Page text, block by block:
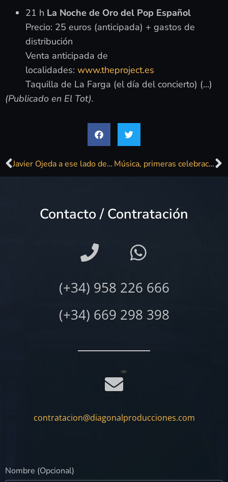
21 h La Noche de Oro del Pop Español
Precio: 25 euros (anticipada) + gastos de
distribución
Venta anticipada de
localidades: www.theproject.es
Taquilla de La Farga (el día del concierto) (…)
(Publicado en El Tot).
Javier Ojeda a ese lado de la carretera. Por Rafael Gómez de Marcos Música, primeras celebraciones de la Semana Santa y deporte: Los mejores planes para este fin de semana
Contacto / Contratación
(+34) 958 226 666
(+34) 669 298 398
contratacion@diagonalproducciones.com
Nombre (Opcional)